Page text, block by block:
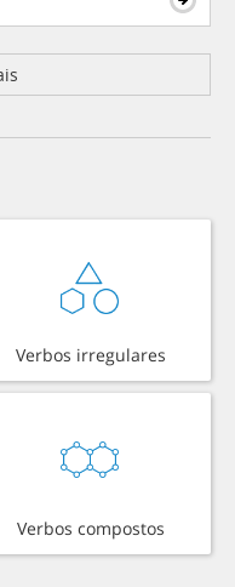
Verbos irregulares
Verbos compostos